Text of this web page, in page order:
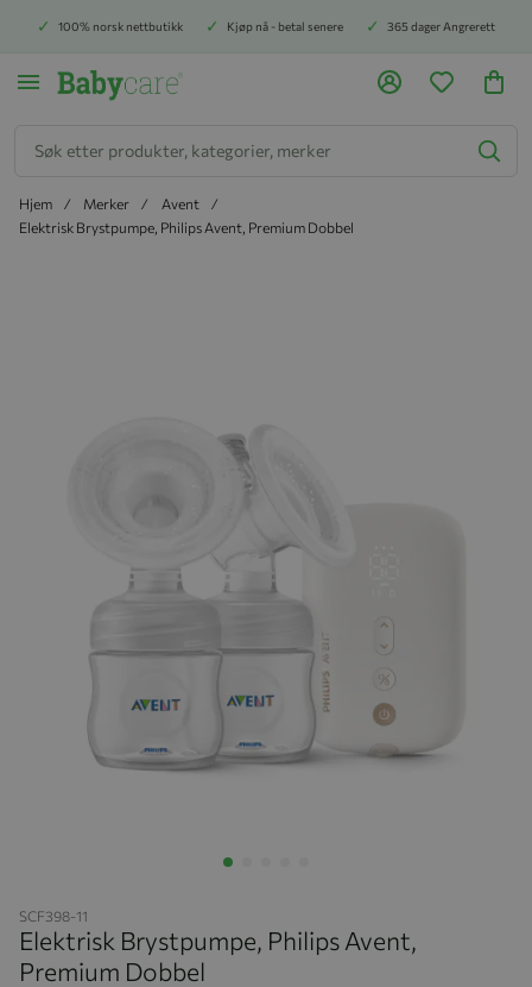
100% norsk nettbutikk Kjøp nå - betal senere 365 dager Angrerett
Hjem Merker
Avent
Elektrisk Brystpumpe, Philips Avent, Premium Dobbel
SCF398-11
Elektrisk Brystpumpe, Philips Avent,
Premium Dobbel